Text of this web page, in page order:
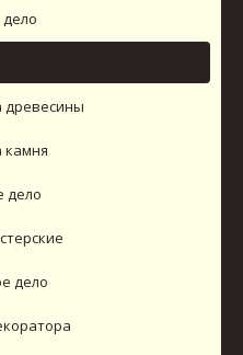
дело
древесины
камня
дело
дело